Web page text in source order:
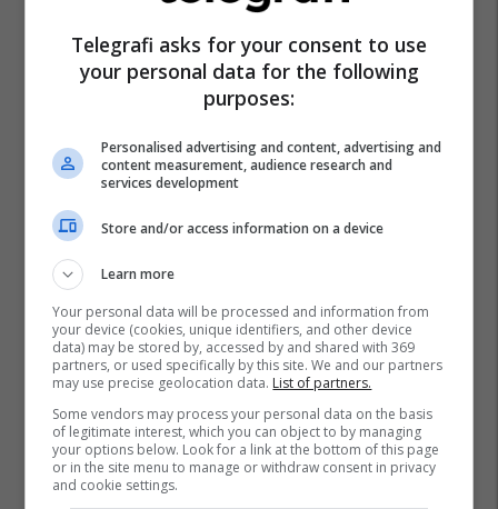
Adnan Januzaj La Liga
Real Sociedad
Telegrafi asks for your consent to use
your personal data for the following
purposes:
Personalised advertising and content, advertising and
content measurement, audience research and
services development
Store and/or access information on a device
Learn more
Your personal data will be processed and information from
your device (cookies, unique identifiers, and other device
data) may be stored by, accessed by and shared with 369
partners, or used specifically by this site. We and our partners
may use precise geolocation data. List of partners.
Some vendors may process your personal data on the basis
of legitimate interest, which you can object to by managing
your options below. Look for a link at the bottom of this page
or in the site menu to manage or withdraw consent in privacy
and cookie settings.